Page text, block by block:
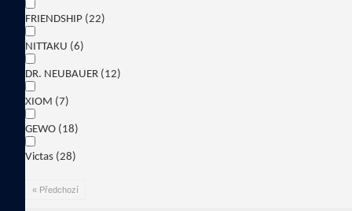
FRIENDSHIP (22)
NITTAKU (6)
DR. NEUBAUER (12)
XIOM (7)
GEWO (18)
Victas (28)
« Předchozí